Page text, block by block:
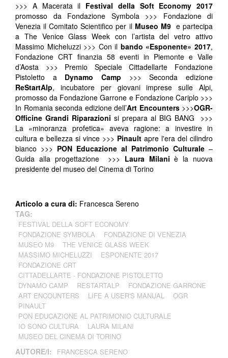
>>> A Macerata il Festival della Soft Economy 2017
promosso da Fondazione Symbola >>> Fondazione di
Venezia il Comitato Scientifico per il Museo M9e partecipa
a The Venice Glass Week con l’artista del vetro attivo
Massimo Micheluzzi >>> Con il bando «Esponente» 2017,
Fondazione CRT finanzia 58 eventi in Piemonte e Valle
d’Aosta >>> Premio Speciale Cittadellarte Fondazione
Pistoletto a Dynamo Camp >>> Seconda edizione
ReStartAlp, incubatore per giovani imprese sulle Alpi,
promosso da Fondazione Garrone e Fondazione Cariplo >>>
In Romania seconda edizione dell’Art Encounters>>>OGR-
Officine Grandi Riparazioni si prepara al BIG BANG >>>
La «minoranza profetica» aveva ragione: a investire in
cultura e bellezza si vince >>> Pinault apre l'era del cilindro
bianco >>> PON Educazione al Patrimonio Culturale –
Guida alla progettazione >>> Laura Milani è la nuova
presidente del museo del Cinema di Torino
Articolo a cura di: Francesca Sereno
TAG:
FESTIVAL DELLA SOFT ECONOMY
FONDAZIONE SYMBOLA
FONDAZIONE DI VENEZIA
MUSEO M9
THE VENICE GLASS WEEK
MASSIMO MICHELUZZI
ESPONENTE 2017
FONDAZIONE CRT
CITTADELLARTE - FONDAZIONE PISTOLETTO
DYNAMO CAMP
RESTARTALP
FONDAZIONE GARRONE
ART ENCOUNTERS
LIFE A USER'S MANUAL
OGR
PINAULT
PON EDUCAZIONE AL PATRIMONIO CULTURALE
IO SONO CULTURA
LAURA MILANI
MUSEO DEL CINEMA DI TORINO
AUTORE/I: FRANCESCA SERENO